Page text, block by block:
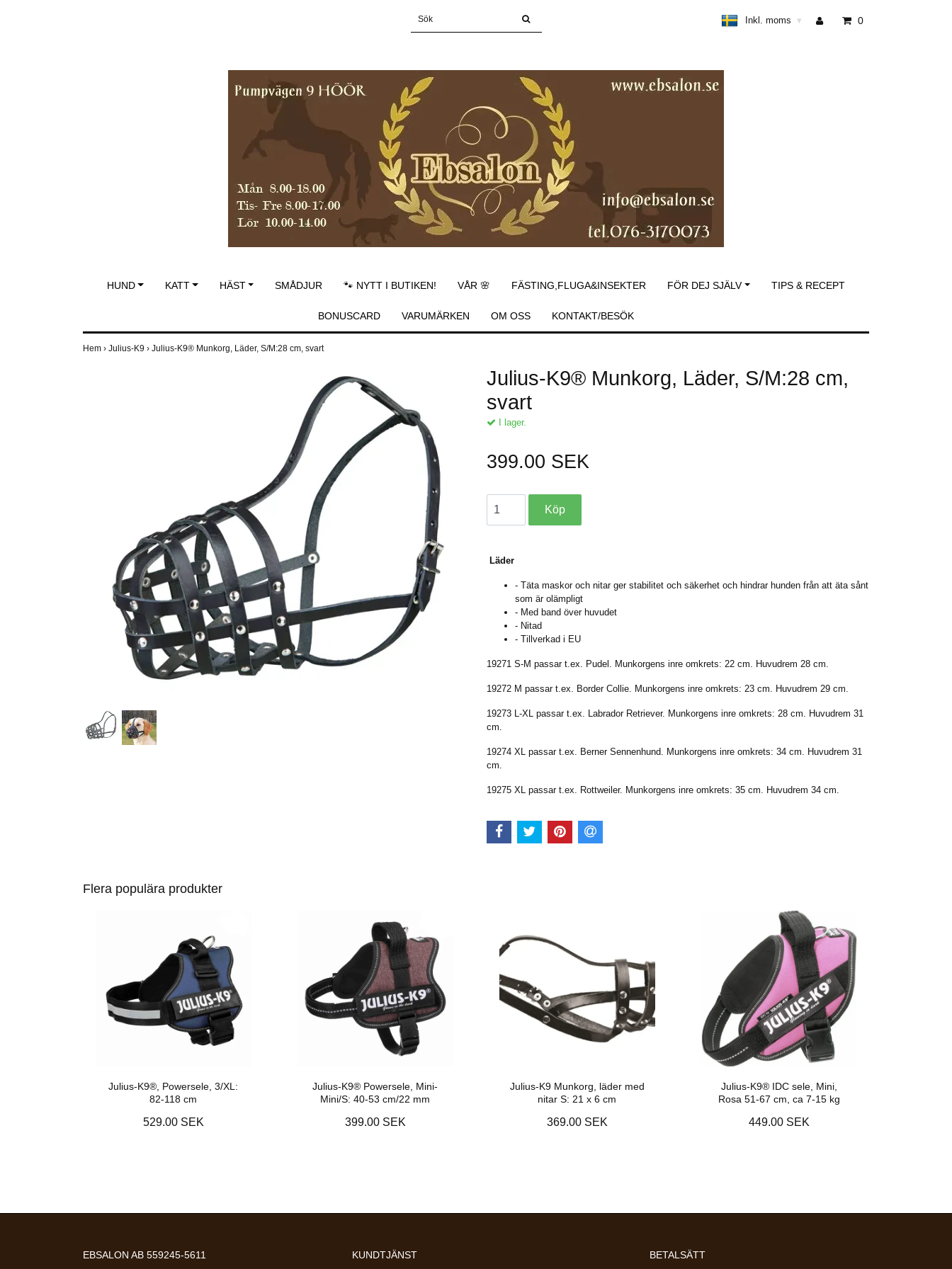
Inkl. moms ▾ 0
HUND KATT HÄST SMÅDJUR 🐾 NYTT I BUTIKEN! VÅR 🌸 FÄSTING,FLUGA&INSEKTER FÖR DEJ SJÄLV TIPS & RECEPT
BONUSCARD VARUMÄRKEN OM OSS KONTAKT/BESÖK
Hem › Julius-K9 › Julius-K9® Munkorg, Läder, S/M:28 cm, svart
Julius-K9® Munkorg, Läder, S/M:28 cm,
svart
I lager.
399.00 SEK
Läder
- Täta maskor och nitar ger stabilitet och säkerhet och hindrar hunden från att äta sånt
som är olämpligt
- Med band över huvudet
- Nitad
- Tillverkad i EU
19271 S-M passar t.ex. Pudel. Munkorgens inre omkrets: 22 cm. Huvudrem 28 cm.
19272 M passar t.ex. Border Collie. Munkorgens inre omkrets: 23 cm. Huvudrem 29 cm.
19273 L-XL passar t.ex. Labrador Retriever. Munkorgens inre omkrets: 28 cm. Huvudrem 31
cm.
19274 XL passar t.ex. Berner Sennenhund. Munkorgens inre omkrets: 34 cm. Huvudrem 31
cm.
19275 XL passar t.ex. Rottweiler. Munkorgens inre omkrets: 35 cm. Huvudrem 34 cm.
Flera populära produkter
Julius-K9®, Powersele, 3/XL:
82-118 cm
529.00 SEK
Julius-K9® Powersele, Mini-
Mini/S: 40-53 cm/22 mm
399.00 SEK
Julius-K9 Munkorg, läder med
nitar S: 21 x 6 cm
369.00 SEK
Julius-K9® IDC sele, Mini,
Rosa 51-67 cm, ca 7-15 kg
449.00 SEK
EBSALON AB 559245-5611 KUNDTJÄNST BETALSÄTT